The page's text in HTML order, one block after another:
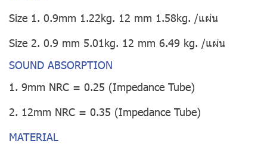
Size 1. 0.9mm 1.22kg. 12 mm 1.58kg. /แผ่น
Size 2. 0.9 mm 5.01kg. 12 mm 6.49 kg. /แผ่น
SOUND ABSORPTION
1. 9mm NRC = 0.25 (Impedance Tube)
2. 12mm NRC = 0.35 (Impedance Tube)
MATERIAL